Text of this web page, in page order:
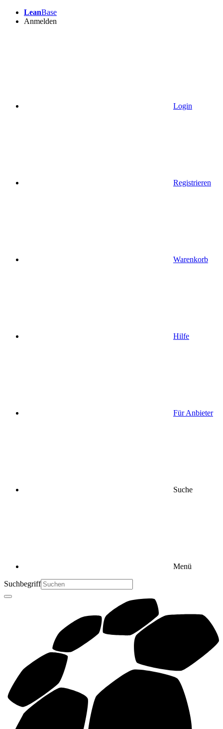
LeanBase
Anmelden
Login
Registrieren
Warenkorb
Hilfe
Für Anbieter
Suche
Menü
Suchbegriff